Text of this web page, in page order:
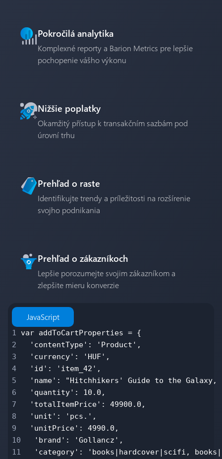
Pokročilá analytika
Komplexné reporty a Barion Metrics pre lepšie
pochopenie vášho výkonu
Nižšie poplatky
Okamžitý přístup k transakčním sazbám pod
úrovní trhu
Prehľad o raste
Identifikujte trendy a príležitosti na rozšírenie
svojho podnikania
Prehľad o zákazníkoch
Lepšie porozumejte svojim zákazníkom a
zlepšite mieru konverzie
JavaScript
1 var addToCartProperties = {
2
'contentType': 'Product',
3
'currency': 'HUF',
4
'id': 'item_42',
5
'name': "Hitchhikers' Guide to the Galaxy,
6
'quantity': 10.0,
7
'totalItemPrice': 49900.0,
8
'unit': 'pcs.',
9
'unitPrice': 4990.0,
10
'brand': 'Gollancz',
11
'category': 'books|hardcover|scifi,